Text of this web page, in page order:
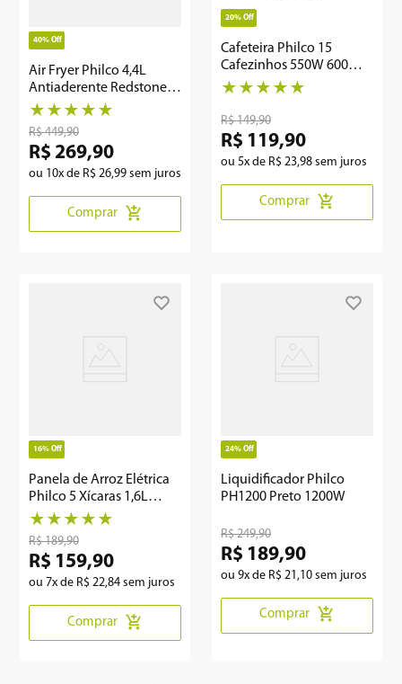
40% Off
Air Fryer Philco 4,4L
Antiaderente Redstone
1500W PFR15PI
★ ★ ★ ★ ★
R$ 449,90
R$ 269,90
ou 10x de R$ 26,99 sem juros
Comprar
20% Off
Cafeteira Philco 15
Cafezinhos 550W 600ml
PCFE01
★ ★ ★ ★ ★
R$ 149,90
R$ 119,90
ou 5x de R$ 23,98 sem juros
Comprar
16% Off
Panela de Arroz Elétrica
Philco 5 Xícaras 1,6L
PPAE01
★ ★ ★ ★ ★
R$ 189,90
R$ 159,90
ou 7x de R$ 22,84 sem juros
Comprar
24% Off
Liquidificador Philco
PH1200 Preto 1200W
R$ 249,90
R$ 189,90
ou 9x de R$ 21 ,10 sem juros
Comprar